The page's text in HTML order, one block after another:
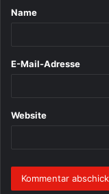
a
Name
E-Mail-Adresse
Website